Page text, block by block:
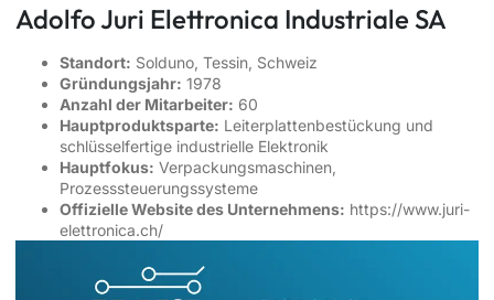
Adolfo Juri Elettronica Industriale SA
Standort: Solduno, Tessin, Schweiz
Gründungsjahr: 1978
Anzahl der Mitarbeiter: 60
Hauptproduktsparte: Leiterplattenbestückung und
schlüsselfertige industrielle Elektronik
Hauptfokus: Verpackungsmaschinen,
Prozesssteuerungssysteme
Offizielle Website des Unternehmens: https://www.juri-
elettronica.ch/